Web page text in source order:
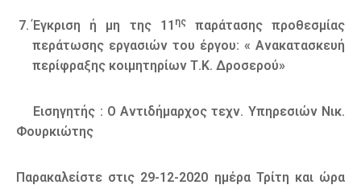
Έγκριση ή μη της 11 ηςπαράτασης προθεσμίας
περάτωσης εργασιών του έργου: « Ανακατασκευή
περίφραξης κοιμητηρίων Τ.Κ. Δροσερού»
Εισηγητής : Ο Αντιδήμαρχος τεχν. Υπηρεσιών Νικ.
Φουρκιώτης
Παρακαλείστε στις 29-12-2020 ημέρα Τρίτη και ώρα